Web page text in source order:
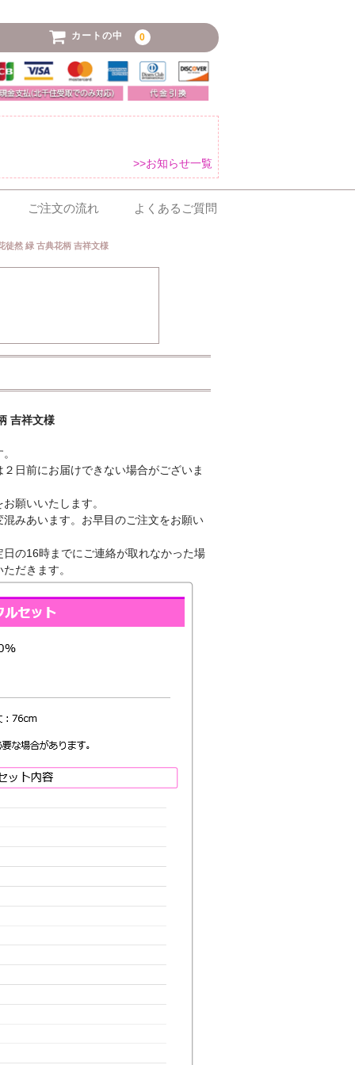
カートの中 0
>>お知らせ一覧
ご注文の流れ よくあるご質問
徒然 緑 古典花柄 吉祥文様
吉祥文様
日前にお届けできない場合がございま
願いいたします。
みあいます。お早目のご注文をお願い
の16時までにご連絡が取れなかった場
だきます。